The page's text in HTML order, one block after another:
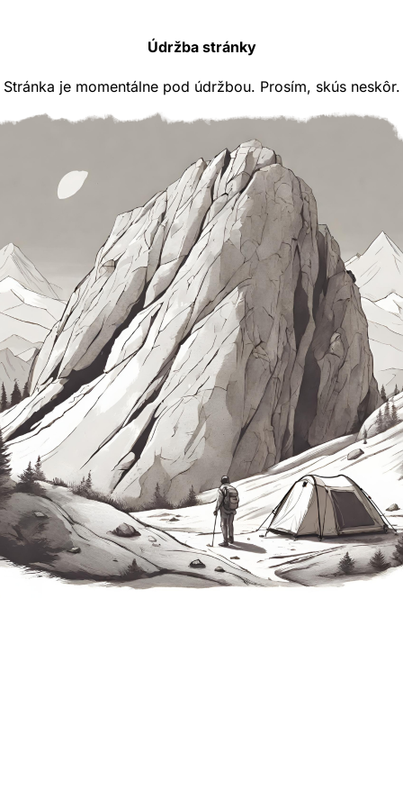
Údržba stránky
Stránka je momentálne pod údržbou. Prosím, skús neskôr.